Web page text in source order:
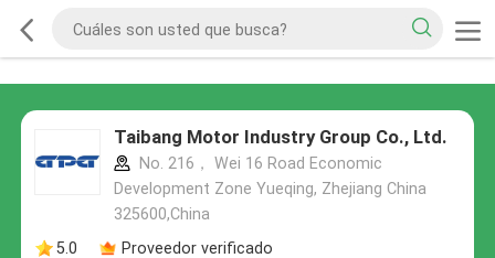
Taibang Motor Industry Group Co., Ltd.
No. 216， Wei 16 Road Economic
Development Zone Yueqing, Zhejiang China
325600,China
5.0
Proveedor verificado